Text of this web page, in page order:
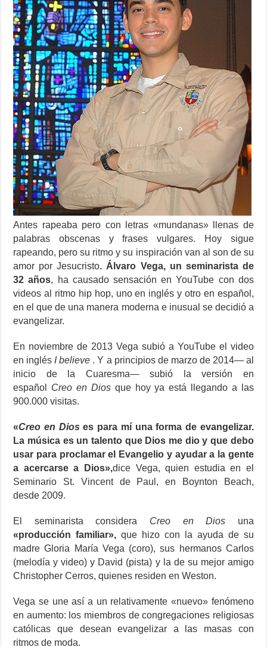
Antes rapeaba pero con letras «mundanas» llenas de
palabras obscenas y frases vulgares. Hoy sigue
rapeando, pero su ritmo y su inspiración van al son de su
amor por Jesucristo. Álvaro Vega, un seminarista de
32 años, ha causado sensación en YouTube con dos
videos al ritmo hip hop, uno en inglés y otro en español,
en el que de una manera moderna e inusual se decidió a
evangelizar.
En noviembre de 2013 Vega subió a YouTube el video
en inglés I believe . Y a principios de marzo de 2014— al
inicio de la Cuaresma— subió la versión en
español Creo en Dios que hoy ya está llegando a las
900.000 visitas.
«Creo en Dios es para mí una forma de evangelizar.
La música es un talento que Dios me dio y que debo
usar para proclamar el Evangelio y ayudar a la gente
a acercarse a Dios»,dice Vega, quien estudia en el
Seminario St. Vincent de Paul, en Boynton Beach,
desde 2009.
El seminarista considera Creo en Dios una
«producción familiar», que hizo con la ayuda de su
madre Gloria María Vega (coro), sus hermanos Carlos
(melodía y video) y David (pista) y la de su mejor amigo
Christopher Cerros, quienes residen en Weston.
Vega se une así a un relativamente «nuevo» fenómeno
en aumento: los miembros de congregaciones religiosas
católicas que desean evangelizar a las masas con
ritmos de moda.